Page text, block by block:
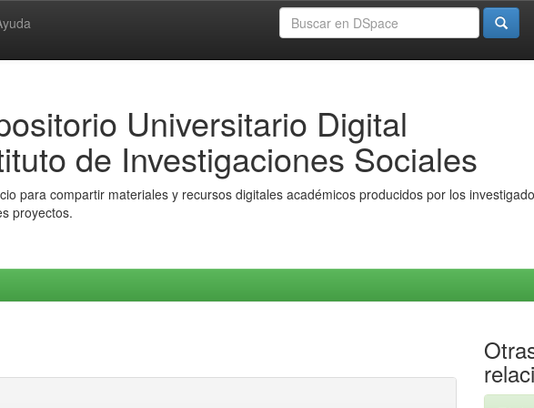
Universitario Digital
de Investigaciones Sociales
para compartir materiales y recursos digitales académicos producidos por los
proyectos.